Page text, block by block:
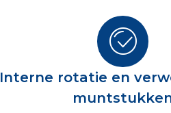
Interne rotatie en